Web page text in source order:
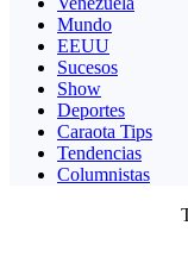
Mundo
EEUU
Sucesos
Show
Deportes
Caraota Tips
Tendencias
Columnistas